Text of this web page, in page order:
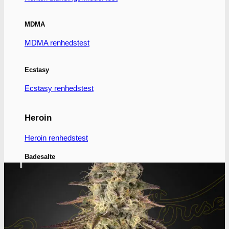
MDMA
MDMA renhedstest
Ecstasy
Ecstasy renhedstest
Heroin
Heroin renhedstest
Badesalte
Badesalte renhedstest
LSD renhedstest